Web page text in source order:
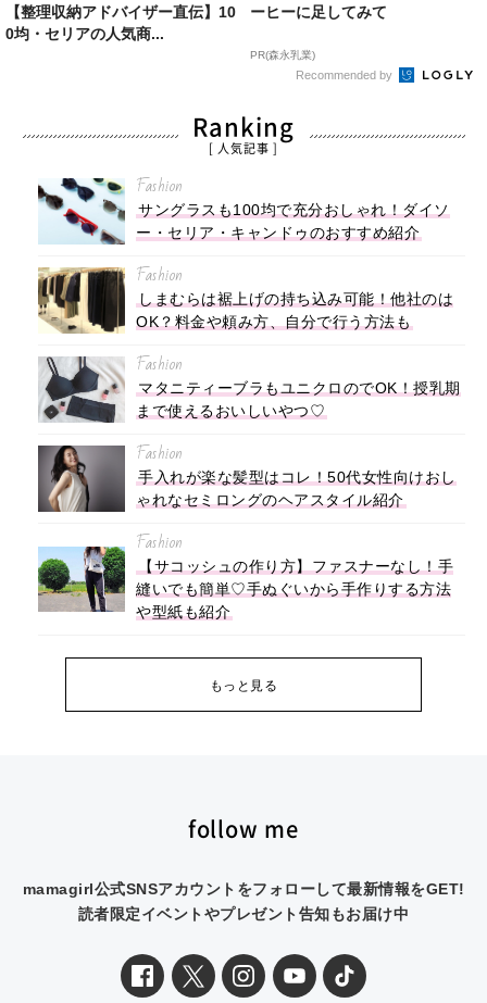
【整理収納アドバイザー直伝】10
0均・セリアの人気商...
ーヒーに足してみて
PR(森永乳業)
Recommended by
Ranking
[ 人気記事 ]
Fashion
サングラスも100均で充分おしゃれ！ダイソ
ー・セリア・キャンドゥのおすすめ紹介
Fashion
しまむらは裾上げの持ち込み可能！他社のは
OK？料金や頼み方、自分で行う方法も
Fashion
マタニティーブラもユニクロのでOK！授乳期
まで使えるおいしいやつ♡
Fashion
手入れが楽な髪型はコレ！50代女性向けおし
ゃれなセミロングのヘアスタイル紹介
Fashion
【サコッシュの作り方】ファスナーなし！手
縫いでも簡単♡手ぬぐいから手作りする方法
や型紙も紹介
もっと見る
follow me
mamagirl公式SNSアカウントをフォローして最新情報をGET!
読者限定イベントやプレゼント告知もお届け中